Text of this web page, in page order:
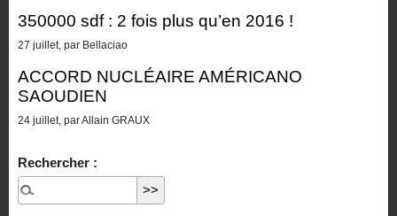
350000 sdf : 2 fois plus qu’en 2016 !
27 juillet, par Bellaciao
ACCORD NUCLÉAIRE AMÉRICANO
SAOUDIEN
24 juillet, par Allain GRAUX
Rechercher :